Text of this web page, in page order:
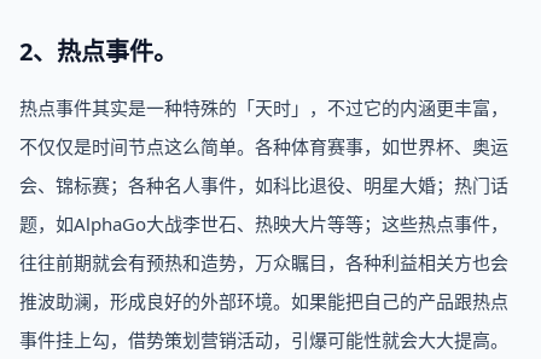
2、热点事件。
热点事件其实是一种特殊的「天时」，不过它的内涵更丰富，
不仅仅是时间节点这么简单。各种体育赛事，如世界杯、奥运
会、锦标赛；各种名人事件，如科比退役、明星大婚；热门话
题，如AlphaGo大战李世石、热映大片等等；这些热点事件，
往往前期就会有预热和造势，万众瞩目，各种利益相关方也会
推波助澜，形成良好的外部环境。如果能把自己的产品跟热点
事件挂上勾，借势策划营销活动，引爆可能性就会大大提高。